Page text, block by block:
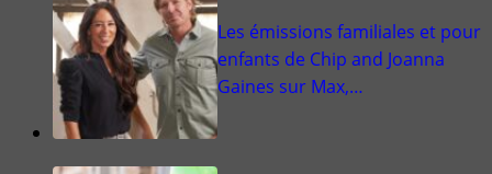
Les émissions familiales et pour
enfants de Chip and Joanna
Gaines sur Max,…